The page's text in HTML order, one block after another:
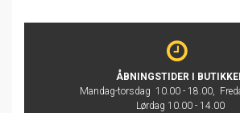
ÅBNINGSTIDER I
Mandag-torsdag 10.00 - 18.00,
Lørdag 10.00 - 14.00